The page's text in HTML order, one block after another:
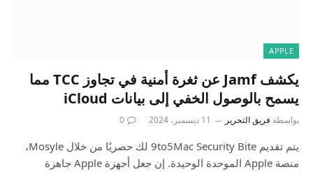
APPLE
يكشف Jamf عن ثغرة أمنية في تجاوز TCC مما
يسمح بالوصول الخفي إلى بيانات iCloud
بواسطة فريق التحرير 11 ديسمبر، 2024 0
يتم تقديم 9to5Mac Security Bite لك حصريًا من خلال Mosyle،
منصة Apple الموحدة الوحيدة. إن جعل أجهزة Apple جاهزة